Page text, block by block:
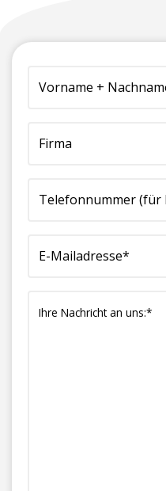
Vorname
Nachname*
Firma
Telefonnummer
Rückfragen)*
E-
(erforderlich)
Ihre
(erforderlich)
(erforderlich)